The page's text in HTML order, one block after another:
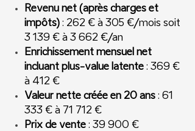
Revenu net (après charges et
impôts) : 262 € à 305 €/mois soit
3 139 € à 3 662 €/an
Enrichissement mensuel net
incluant plus-value latente : 369 €
à 412 €
Valeur nette créée en 20 ans : 61
333 € à 71 712 €
Prix de vente : 39 900 €